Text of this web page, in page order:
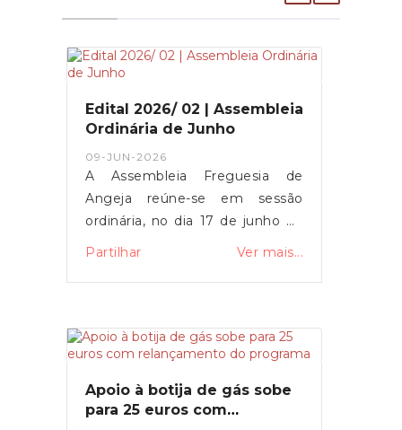
Edital 2026/ 02 | Assembleia
Ordinária de Junho
09-JUN-2026
A Assembleia Freguesia de
Angeja reúne-se em sessão
ordinária, no dia 17 de junho de
Angeja. DocumentosEditalParticipação
Assembleia Freguesia são
públicas. Em todas as sessões
existe um período de
intervenção do público, que tem
Partilhar Ver mais...
Apoio à botija de gás sobe
para 25 euros com